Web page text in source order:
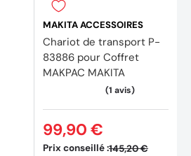
MAKITA ACCESSOIRES
Chariot de transport P-
83886 pour Coffret
MAKPAC MAKITA
Prix conseillé :145,20 €
99,90 €